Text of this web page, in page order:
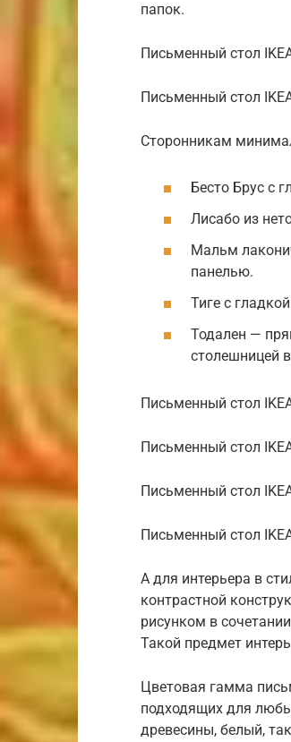
папок.
Письменный стол
Письменный стол
Сторонникам
Бесто Брус с
Лисабо из
Мальм
панелью.
Тиге с
Тодален —
столешницей
Письменный стол
Письменный стол
Письменный стол
Письменный стол
А для интерьера в
контрастной
рисунком в
Такой предмет
Цветовая гамма
подходящих для
древесины, белый,